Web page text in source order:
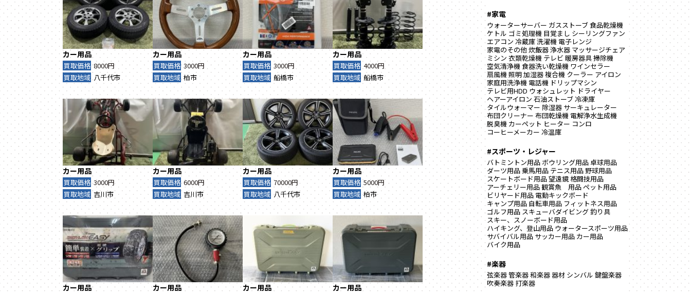
カー用品
買取価格 8000円
買取地域 八千代市
カー用品
買取価格 3000円
買取地域 柏市
カー用品
買取価格 3000円
買取地域 船橋市
カー用品
買取価格 4000円
買取地域 船橋市
カー用品
買取価格 3000円
買取地域 吉川市
カー用品
買取価格 6000円
買取地域 吉川市
カー用品
買取価格 70000円
買取地域 八千代市
カー用品
買取価格 5000円
買取地域 柏市
カー用品 カー用品 カー用品 カー用品
#家電
ウォーターサーバー ガスストーブ食品乾燥機
ケトル ゴミ処理機 目覚まし シーリングファン
エアコン 冷蔵庫洗濯機 電子レンジ
家電のその他炊飯器浄水器 マッサージチェア
ミシン 衣類乾燥機 テレビ 暖房器具掃除機
空気清浄機食器洗い乾燥機 ワインセラー
扇風機照明加湿器複合機 クーラー アイロン
家庭用洗浄機 電話機 ドリップマシン
テレビ用HDD ウォシュレット ドライヤー
ヘアーアイロン 石油ストーブ冷凍庫
タイルウォーマー 除湿器 サーキュレーター
布団クリーナー 布団乾燥機 電解浄水生成機
脱臭機 カーペット ヒーター コンロ
コーヒーメーカー 冷温庫
#スポーツ・レジャー
バトミントン用品 ボウリング用品卓球用品
ダーツ用品乗馬用品 テニス用品野球用品
スケートボード用品望遠鏡 格闘技用品
アーチェリー用品 観賞魚 用品ペット用品
ビリヤード用品 電動キックボード
キャンプ用品 自転車用品 フィットネス用品
ゴルフ用品 スキューバダイビング釣り具
スキー、スノーボード用品
ハイキング、登山用品 ウォータースポーツ用品
サバイバル用品 サッカー用品 カー用品
バイク用品
#楽器
弦楽器管楽器和楽器 器材 シンバル 鍵盤楽器
吹奏楽器 打楽器